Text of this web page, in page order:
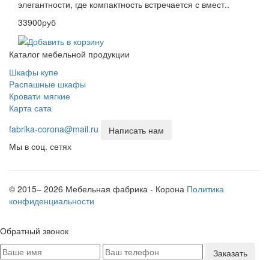
элегантности, где компактность встречается с вмест..
33900руб
Каталог мебельной продукции
Шкафы купе
Распашные шкафы
Кровати мягкие
Карта сата
fabrika-corona@mail.ru
Написать нам
Мы в соц. сетях
© 2015– 2026 Мебельная фабрика - Корона Политика
конфиденциальности
Обратный звонок
Заказать